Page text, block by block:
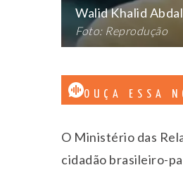
Walid Khalid
Foto: Reprodução
OUÇA ESSA
O Ministério das
cidadão brasileiro-